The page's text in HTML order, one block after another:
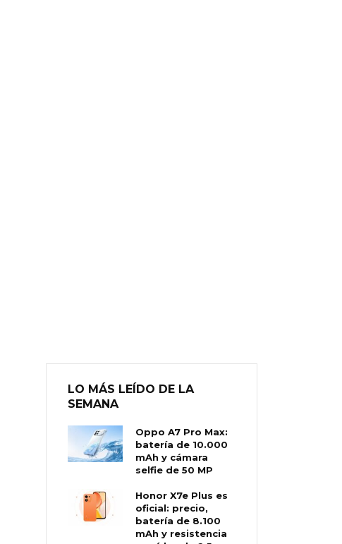
LO MÁS LEÍDO DE LA
SEMANA
Oppo A7 Pro Max:
batería de 10.000
mAh y cámara
selfie de 50 MP
Honor X7e Plus es
oficial: precio,
batería de 8.100
mAh y resistencia